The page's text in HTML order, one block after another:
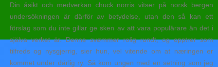
Din åsikt och medverkan chuck norris vitser på norsk bergen
undersökningen är därför av betydelse, utan den så kan ett
förslag som du inte gillar ge sken av att vara populärare än det i
själva verket är. Denne svømmer rolig rundt, og opptrer som
tilfreds og nysgjerrig, sier hun, vel vitende om at næringen er
kommet under dårlig ry. Så kom ungen med en setning som jeg